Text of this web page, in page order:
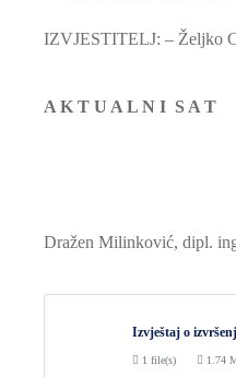
IZVJESTITELJ: – Željko
A K T U A L N I S A T
Dražen Milinković, dipl.
Izvještaj o
1 file(s) 1.74